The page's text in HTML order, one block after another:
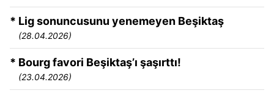
* Lig sonuncusunu yenemeyen Beşiktaş
(28.04.2026)
* Bourg favori Beşiktaş’ı şaşırttı!
(23.04.2026)